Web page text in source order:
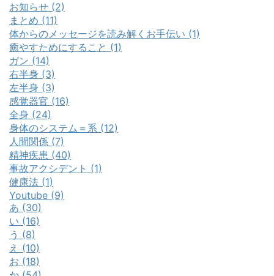
お知らせ (2)
まとめ (11)
体からのメッセージを読み解くお手伝い (1)
癒やすためにすること (1)
ガン (14)
右半身 (3)
左半身 (3)
感覚器官 (16)
全身 (24)
身体のシステム＝系 (12)
人間関係 (7)
精神疾患 (40)
事故アクシデント (1)
健康法 (1)
Youtube (9)
あ (30)
い (16)
う (8)
え (10)
お (18)